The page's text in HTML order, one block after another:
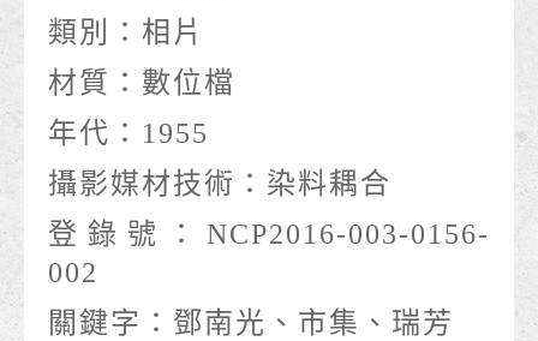
類別： 相片
材質： 數位檔
年代： 1955
攝影媒材技術： 染料耦合
登錄號： NCP2016-003-0156-
002
關鍵字： 鄧南光、市集、瑞芳